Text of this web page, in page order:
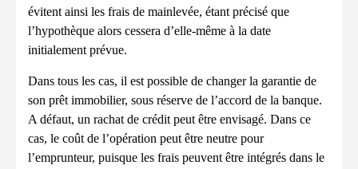
évitent ainsi les frais de mainlevée, étant précisé que
l’hypothèque alors cessera d’elle-même à la date
initialement prévue.
Dans tous les cas, il est possible de changer la garantie de
son prêt immobilier, sous réserve de l’accord de la banque.
A défaut, un rachat de crédit peut être envisagé. Dans ce
cas, le coût de l’opération peut être neutre pour
l’emprunteur, puisque les frais peuvent être intégrés dans le